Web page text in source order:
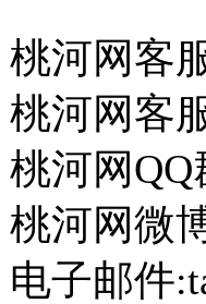
桃河网客
桃河网客
桃河网QQ
桃河网微
电子邮件